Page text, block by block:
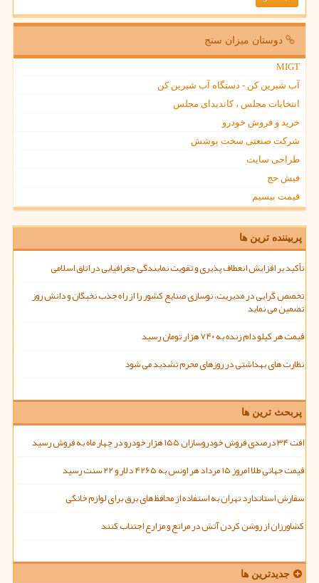
دوستان میزان سنج
MIGT
آب شیرین کن - دستگاه آب شیرین کن
انتخابات مجلس ، کاندیدای مجلس
خرید و فروش خودرو
شرکت صنعتی سخت پوشش
طراحی سایت
فیش حج
قیمت بیسیم
پربیننده ترین ها
تأکید بر افزایش انعطاف پذیری و تقویت نمایندگی جغرافیایی در اتاق اسلامی
تخصص گرایی در مدیریت، نوسازی صنایع کشور را از راه جذب نخبگان و دانش روز
تضمین می نماید
قیمت هر کیلو دام زنده به ۷۴۰ هزار تومان رسید
نظارت های بهداشتی در روزهای محرم تشدید می شود
پربحث ترین ها
افت ۳۴ درصدی فروش خودروسازان ۱۵۵ هزار خودرو در چهار ماه به فروش رسید
قیمت جهانی طلا امروز ۱۵ مرداد هر اونس به ۴۲۶۵ دلار و ۲۲ سنت رسید
سفارش استاندارد تهران به استفاده از محافظ های برق برای لوازم خانگی
کشاورزان از روشن کردن آتش در مراتع و مزارع اجتناب کنند
جدیدترین ها